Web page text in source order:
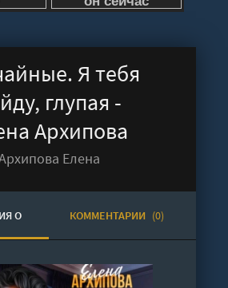
Я тебя
глупая -
Архипова
Елена
О КОММЕНТАРИИ (0)